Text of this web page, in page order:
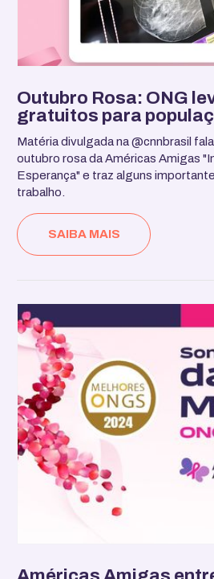
Outubro Rosa: ONG
gratuitos para
Matéria divulgada na @cnnbrasil
outubro rosa da Américas Amigas
Esperança" e traz alguns
trabalho.
SAIBA MAIS